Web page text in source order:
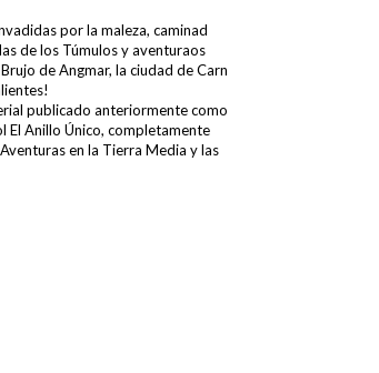
por la maleza, caminad
de los Túmulos y aventuraos
de Angmar, la ciudad de Carn
publicado anteriormente como
El Anillo Único, completamente
en la Tierra Media y las